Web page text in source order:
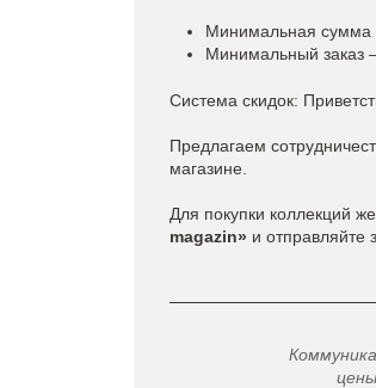
Минимальная сумма
Минимальный заказ
Система скидок:
Предлагаем
магазине.
Для покупки коллекций
magazin» и отправляйте